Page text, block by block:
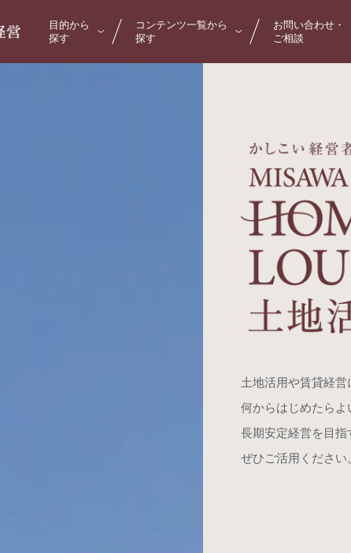
目的から
探す
コンテンツ一覧から
探す
お問い合わせ・
ご相談
土地活用や賃貸経営
何からはじめたらよ
長期安定経営を目指
ぜひご活用ください